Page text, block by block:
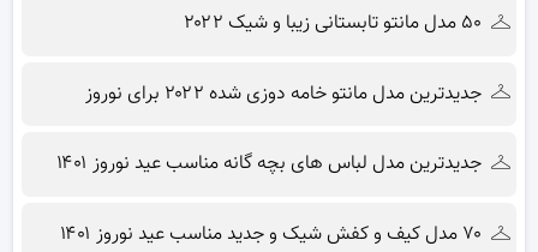
۵۰ مدل مانتو تابستانی زیبا و شیک ۲۰۲۲
جدیدترین مدل مانتو خامه دوزی شده ۲۰۲۲ برای نوروز
جدیدترین مدل لباس های بچه گانه مناسب عید نوروز ۱۴۰۱
۷۰ مدل کیف و کفش شیک و جدید مناسب عید نوروز ۱۴۰۱